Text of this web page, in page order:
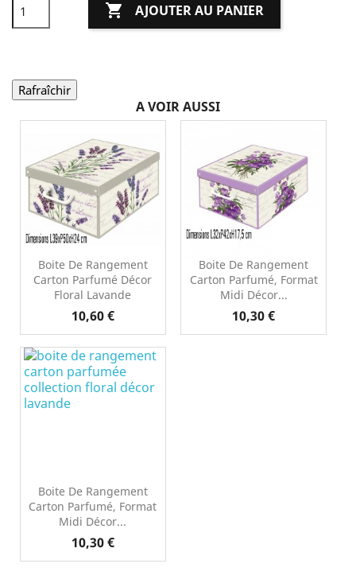
 AJOUTER AU PANIER
A VOIR AUSSI
Boite De Rangement
Carton Parfumé Décor
Floral Lavande
Prix
10,60 €
Boite De Rangement
Carton Parfumé, Format
Midi Décor...
Prix
10,30 €
Boite De Rangement
Carton Parfumé, Format
Midi Décor...
Prix
10,30 €